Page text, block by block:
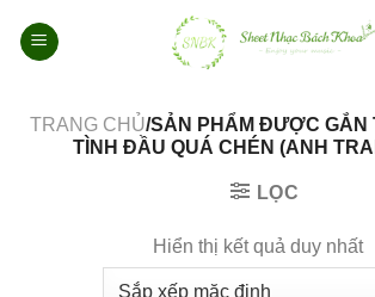
qua
TRANG CHỦ/SẢN PHẨM ĐƯỢC GẮN
TÌNH ĐẦU QUÁ CHÉN (ANH
LỌC
Hiển thị kết quả duy nhất